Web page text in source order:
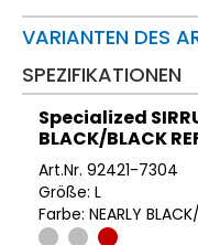
VARIANTEN DES
SPEZIFIKATIONEN
Specialized
BLACK/BLACK
Art.Nr. 92421-7304
Größe: L
Farbe: NEARLY